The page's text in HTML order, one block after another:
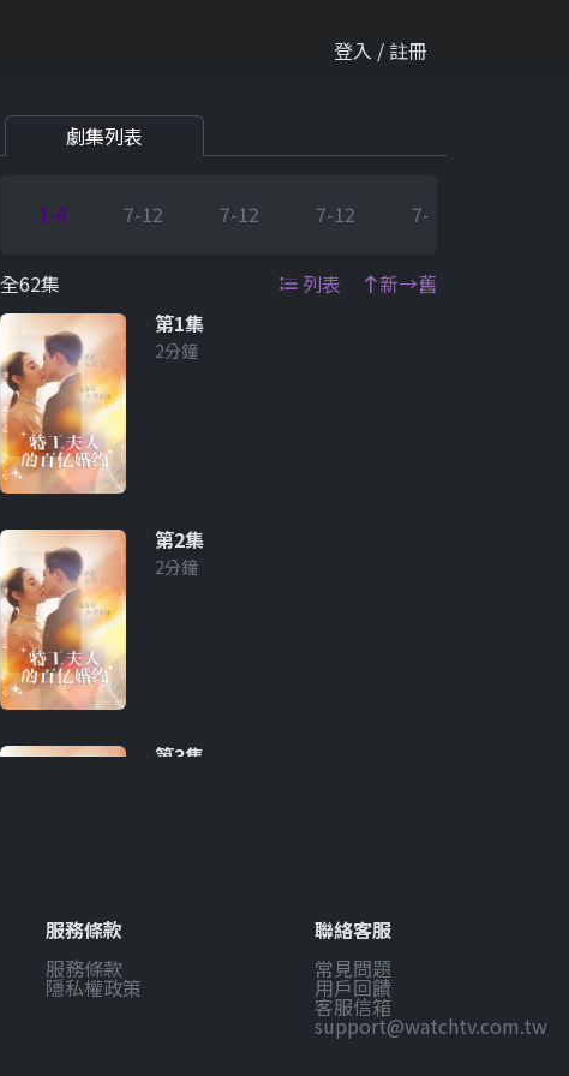
登入 / 註冊
劇集列表
1-6 7-12 7-12 7-12 7-12
全62集 列表
新→舊
第1集
2分鐘
第2集
2分鐘
第3集
服務條款
服務條款
隱私權政策
聯絡客服
常見問題
用戶回饋
客服信箱
support@watchtv.com.tw